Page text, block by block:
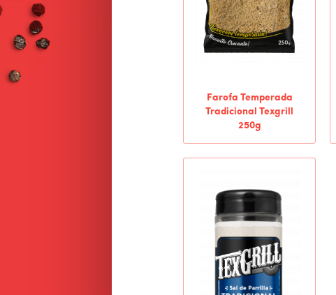
Farofa Temperada
Tradicional Texgrill
250g